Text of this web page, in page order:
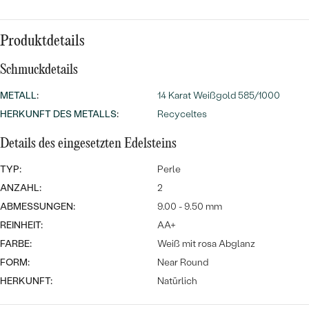
Meistverkaufte
Eheringe
ANSCHAUEN
MIT EDELSTEIN
NACH MATERIAL
GOLD
PLATIN
SCHMUCK MIT LAB GROWN
DIAMANTEN
PERLENSCHMUCK
PERSONALISIERT
SYMBOLISCH
MINIMALISTISCH
NACH ANLASS
LUXURIÖSE
Produktdetails
Schmuckdetails
METALL:
14 Karat Weißgold 585/1000
HERKUNFT DES METALLS: Recyceltes
Details des eingesetzten Edelsteins
TYP:
Perle
ANZAHL:
2
ABMESSUNGEN:
9.00 - 9.50 mm
REINHEIT:
AA+
FARBE:
Weiß mit rosa Abglanz
FORM:
Near Round
HERKUNFT:
Natürlich